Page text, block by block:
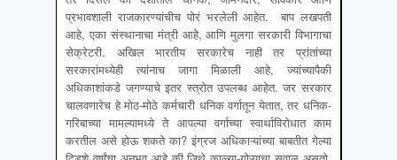
प्रभावशाली राजकारण्यांचीच पोरं भरलेली आहेत. बाप लखपती
आहे, एका संस्थानाचा मंत्री आहे, आणि मुलगा सरकारी विभागाचा
सेक्रेटरी. अखिल भारतीय सरकारेच नाही तर प्रांतांच्या
सरकारांमध्येही त्यांनाच जागा मिळाली आहे, ज्यांच्यापैकी
अधिकाशांकडे जगण्याचे इतर स्त्रोत उपलब्ध आहेत. जर सरकार
चालवणारेच हे मोठ-मोठे कर्मचारी धनिक वर्गातून येतात, तर धनिक-
गरिबाच्या मामल्यामध्ये ते आपल्या वर्गाच्या स्वार्थाविरोधात काम
करतील असे होऊ शकते का? इंग्रज अधिकाऱ्यांच्या बाबतीत गेल्या